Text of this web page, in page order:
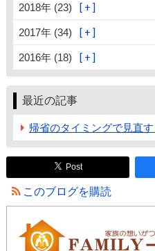
2018年 (23)
2017年 (34)
2016年 (18)
最近の記事
帰省のタイミングで見直
Post
このブログを購読